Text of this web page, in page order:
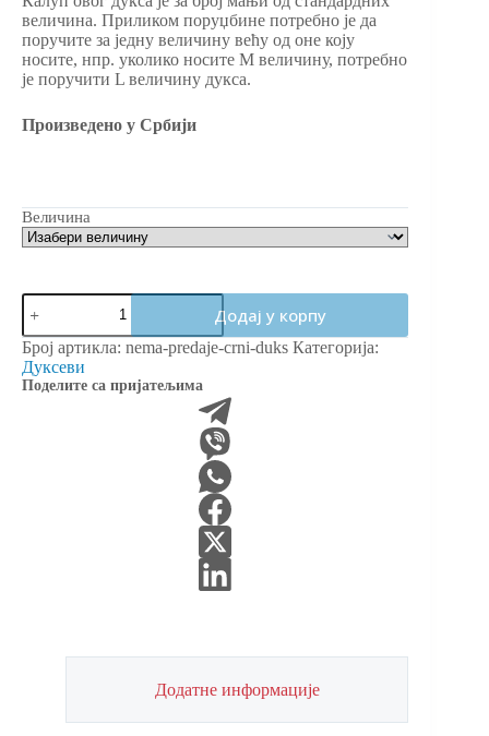
величина. Приликом поруџбине потребно је да
поручите за једну величину већу од оне коју
носите, нпр. уколико носите М величину, потребно
је поручити L величину дукса.
Произведено у Србији
Величина
Додај у корпу
Број артикла: nema-predaje-crni-duks Категорија:
Дуксеви
Поделите са пријатељима
Додатне информације